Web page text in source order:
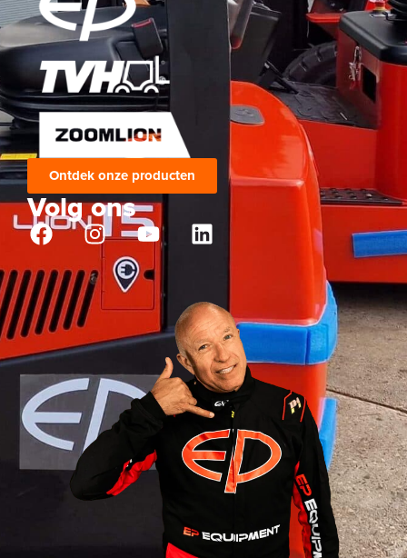
Ontdek onze producten
Volg ons